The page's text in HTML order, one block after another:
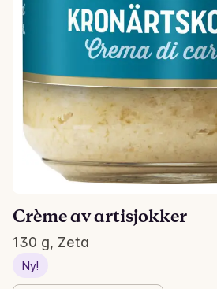
Crème av artisjokker
130 g, Zeta
Ny!